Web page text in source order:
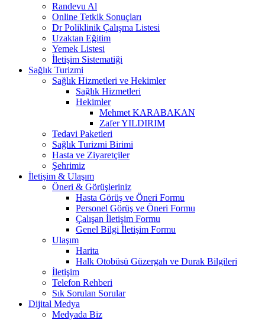
Randevu Al
Online Tetkik Sonuçları
Dr Poliklinik Çalışma Listesi
Uzaktan Eğitim
Yemek Listesi
İletişim Sistematiği
Sağlık Turizmi
Sağlık Hizmetleri ve Hekimler
Sağlık Hizmetleri
Hekimler
Mehmet KARABAKAN
Zafer YILDIRIM
Tedavi Paketleri
Sağlık Turizmi Birimi
Hasta ve Ziyaretçiler
Şehrimiz
İletişim & Ulaşım
Öneri & Görüşleriniz
Hasta Görüş ve Öneri Formu
Personel Görüş ve Öneri Formu
Çalışan İletişim Formu
Genel Bilgi İletişim Formu
Ulaşım
Harita
Halk Otobüsü Güzergah ve Durak Bilgileri
İletişim
Telefon Rehberi
Sık Sorulan Sorular
Dijital Medya
Medyada Biz